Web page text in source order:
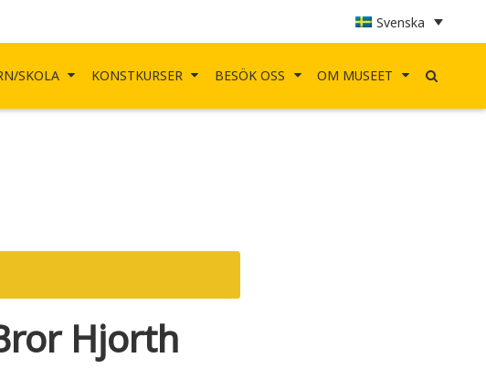
Svenska
SKOLA KONSTKURSER BESÖK OSS OM MUSEET
Hjorth